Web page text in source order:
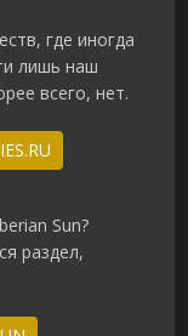
где иногда
лишь наш
всего, нет.
Sun?
раздел,